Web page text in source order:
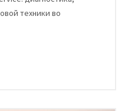
техники во